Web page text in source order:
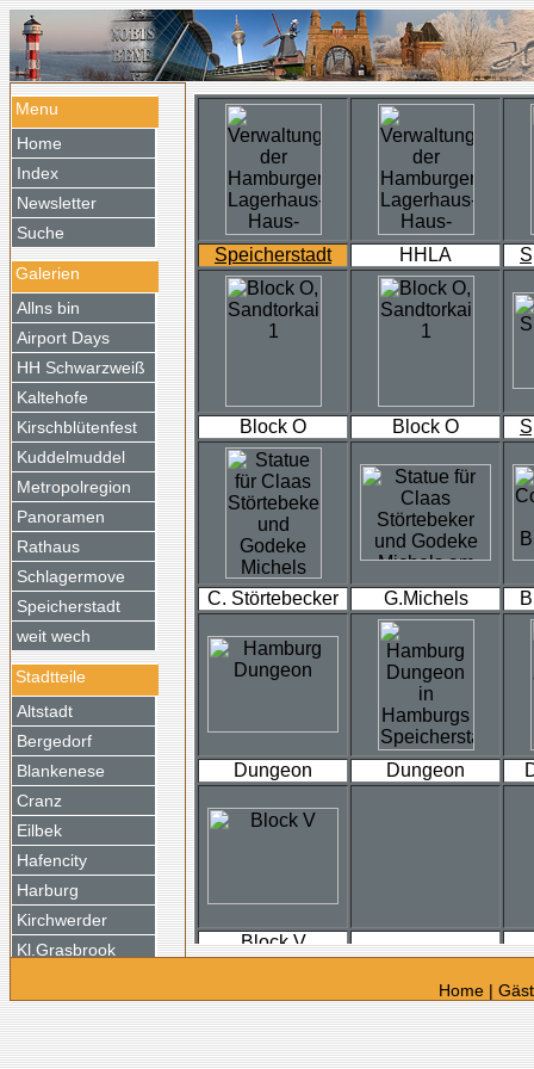
Menu
Home
Index
Newsletter
Suche
Galerien
Allns bin
Airport Days
HH Schwarzweiß
Kaltehofe
Kirschblütenfest
Kuddelmuddel
Metropolregion
Panoramen
Rathaus
Schlagermove
Speicherstadt
weit wech
Stadtteile
Altstadt
Bergedorf
Blankenese
Cranz
Eilbek
Hafencity
Harburg
Kirchwerder
Kl.Grasbrook
Neustadt
Reitbrook
Speicherstadt HHLA
Block O Block O
C. Störtebecker G.Michels
Dungeon Dungeon
Block V
Home |